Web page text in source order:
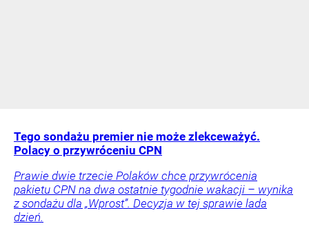
Tego sondażu premier nie może zlekceważyć.
Polacy o przywróceniu CPN
Prawie dwie trzecie Polaków chce przywrócenia
pakietu CPN na dwa ostatnie tygodnie wakacji – wynika
z sondażu dla „Wprost”. Decyzja w tej sprawie lada
dzień.